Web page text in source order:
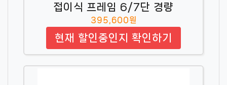
접이식 프레임 6/7단 경량
395,600원
현재 할인중인지 확인하기